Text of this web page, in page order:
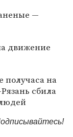
—
движение
получаса на
сбила